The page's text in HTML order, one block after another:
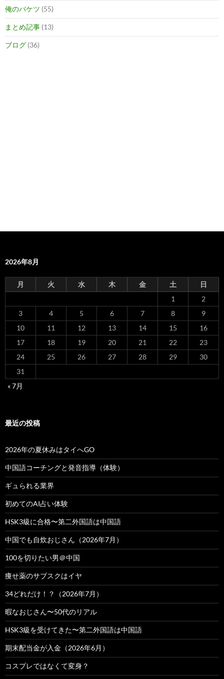
俺のバケツ (55)
まとめ記事 (13)
ブログ (36)
2026年8月
月 火 水 木 金 土
日
1
2
3
4 5 6 7 8
9
10
11 12 13 14 15
16
17
18 19 20 21 22
23
24
25 26 27 28 29
30
31
« 7月
最近の投稿
2026年の夏休みはタイへGO
中国語コーチングと発音指導（体験）
ギュられる業界
初めてのAI占い体験
HSK3級に合格〜第二外国語は中国語
中国でも自炊おじさん（2026年7月）
100を切りたい男＠中国
痩せ薬のサブスクはイヤ
34どれだけ！？（2026年7月）
暇なおじさん〜50代のリアル
HSK3級を受けてきた〜第二外国語は中国語
期末配当金が入金（2026年6月）
コスプレではなくて変身？